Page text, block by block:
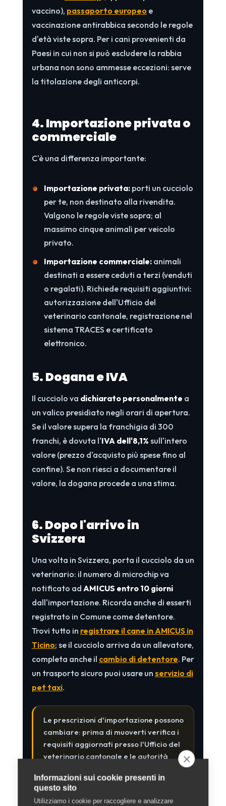
vaccino), passaporto europeo e
vaccinazione antirabbica secondo le regole
d'età viste sopra. Per i cani provenienti da
Paesi in cui non si può escludere la rabbia
urbana non sono ammesse eccezioni: serve
la titolazione degli anticorpi.
4. Importazione privata o
commerciale
C'è una differenza importante:
Importazione privata:porti un cucciolo
per te, non destinato alla rivendita.
Valgono le regole viste sopra; al
massimo cinque animali per veicolo
privato.
Importazione commerciale:animali
destinati a essere ceduti a terzi (venduti
o regalati). Richiede requisiti aggiuntivi:
autorizzazione dell'Ufficio del
veterinario cantonale, registrazione nel
sistema TRACES e certificato
elettronico.
5. Dogana e IVA
Il cucciolo va dichiarato personalmente a
un valico presidiato negli orari di apertura.
Se il valore supera la franchigia di 300
franchi, è dovuta l'IVA dell'8,1% sull'intero
valore (prezzo d'acquisto più spese fino al
confine). Se non riesci a documentare il
valore, la dogana procede a una stima.
6. Dopo l'arrivo in
Svizzera
Una volta in Svizzera, porta il cucciolo da un
veterinario: il numero di microchip va
notificato ad AMICUS entro 10 giorni
dall'importazione. Ricorda anche di esserti
registrato in Comune come detentore.
Trovi tutto in registrare il cane in AMICUS in
Ticino; se il cucciolo arriva da un allevatore,
completa anche il cambio di detentore. Per
un trasporto sicuro puoi usare un servizio di
pet taxi.
Le prescrizioni d'importazione possono
cambiare: prima di muoverti verifica i
requisiti aggiornati presso l'Ufficio del
veterinario cantonale e le autorità
Informazioni sui cookie presenti in
questo sito
Utilizziamo i cookie per raccogliere e analizzare